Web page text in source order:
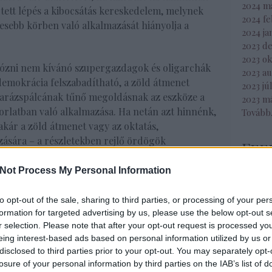
Process My Personal Information
opt-out of the sale, sharing to third parties, or processing of your
for targeted advertising by us, please use the below opt-out
selection. Please note that after your opt-out request is processed
interest-based ads based on personal information utilized by us
to third parties prior to your opt-out. You may separately
of your personal information by third parties on the IAB’s list of
lépés a kibocsátás kereskedelem, melynek
körben való alkalmazását hiányolja a
nem kívánó szupergazdagok és oligarchák
felszabadítható, a zöld átmenet
tűnő megoldásnak az eszköze a
való alkalmazása. Ha netán azt hinnénk,
a zöld átmenet vagy az oktatás,
– a részletekben rejlő ördögök
politikára van szükség, az infláció nem
le – vagyis fenn kell tartani az állam
Az így előteremtett pénzt a gazdaság
kínálat-teremtésre) és a jőbe
(Azt már én teszem hozzá, hogy a
piaci szereplők fogják létrehozni –
2024
2024
2024
2023
2023
2023
2023
2023
Tovább